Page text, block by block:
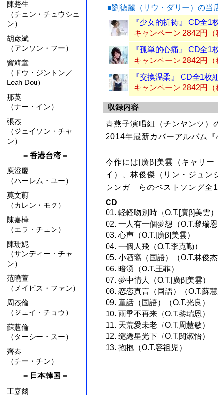
陳楚生
（チェン・チュウシェ
ン）
胡彦斌
（アンソン・フー）
竇靖童
（ドウ・ジントン／
Leah Dou）
那英
（ナー・イン）
張杰
（ジェイソン・チャ
ン）
= 香港台湾 =
庾澄慶
（ハーレム・ユー）
莫文蔚
（カレン・モク）
陳嘉樺
（エラ・チェン）
陳珊妮
（サンディー・チャ
ン）
范曉萱
（メイビス・ファン）
周杰倫
（ジェイ・チョウ）
蘇慧倫
（ターシー・スー）
齊秦
（チー・チン）
= 日本韓国 =
王嘉爾
■劉徳麗（リウ・ダリー）の当
『少女的祈祷』 CD全1
キャンペーン 2842円（
『孤単的心痛』 CD全1
キャンペーン 2842円（
『交換温柔』 CD全1枚
キャンペーン 2842円（
収録内容
青燕子演唱組（チンヤンツ）
2014年最新カバーアルバム
今作には[廣β]美雲（キャリ
イ）、林俊傑（リン・ジュン
シンガーらのベストソング全
CD
01. 軽軽吻別時（O.T.[廣β]美雲）
02. 一人有一個夢想（O.T.黎瑞
03. 心声（O.T.[廣β]美雲）
04. 一個人飛（O.T.李克勤）
05. 小酒窩（国語）（O.T.林俊
06. 暗湧（O.T.王菲）
07. 夢中情人（O.T.[廣β]美雲）
08. 恋恋真言（国語）（O.T.蘇
09. 童話（国語）（O.T.光良）
10. 雨季不再来（O.T.黎瑞恩）
11. 天荒愛未老（O.T.周慧敏）
12. 缱綣星光下（O.T.関淑怡）
13. 抱抱（O.T.容祖児）